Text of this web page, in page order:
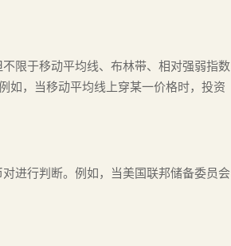
限于移动平均线、布林带、相对强弱指数
如，当移动平均线上穿某一价格时，投资
进行判断。例如，当美国联邦储备委员会